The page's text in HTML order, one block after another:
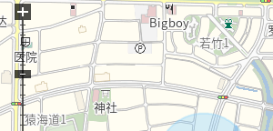
・吹过，有
・厨房有洗碗机、碗橱
・有浴室暖气烘干机
+